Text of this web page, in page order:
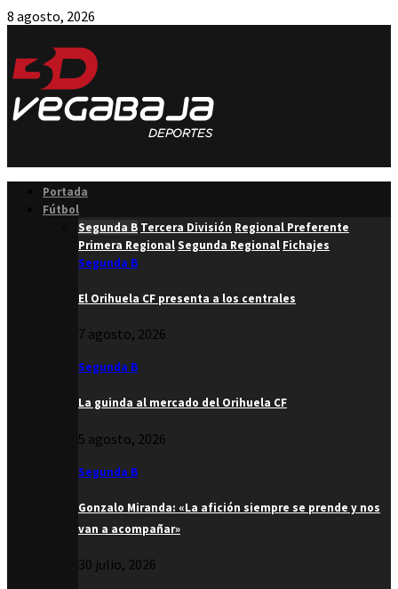
8 agosto, 2026
Portada
Fútbol
Segunda B Tercera División Regional Preferente
Primera RegionalSegunda Regional Fichajes
Segunda B
El Orihuela CF presenta a los centrales
7 agosto, 2026
Segunda B
La guinda al mercado del Orihuela CF
5 agosto, 2026
Segunda B
Gonzalo Miranda: «La afición siempre se prende y nos
van a acompañar»
30 julio, 2026